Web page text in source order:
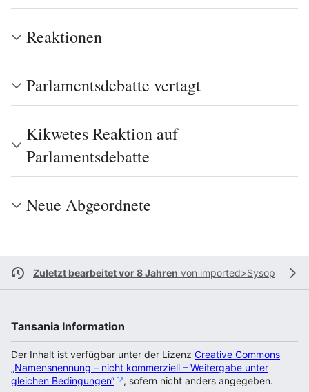
Reaktionen
Parlamentsdebatte vertagt
Kikwetes Reaktion auf
Parlamentsdebatte
Neue Abgeordnete
Zuletzt bearbeitet vor 8 Jahren von imported>Sysop
Tansania Information
Der Inhalt ist verfügbar unter der Lizenz Creative Commons
„Namensnennung – nicht kommerziell – Weitergabe unter
gleichen Bedingungen“
, sofern nicht anders angegeben.